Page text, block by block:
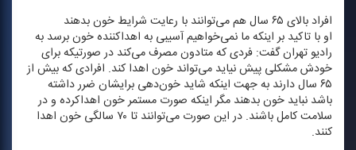
افراد بالای ۶۵ سال هم می‌توانند با رعایت شرایط خون بدهند
او با تاكید بر اینكه ما نمی‌خواهیم آسیبی به اهداكننده خون برسد به
رادیو تهران گفت: فردی كه متادون مصرف می‌كند در صورتیكه برای
خودش مشكلی پیش نیاید می‌تواند خون اهدا كند. افرادی كه بیش از
۶۵ سال دارند به جهت اینكه شاید خون‌دهی برایشان ضرر داشته
باشد نباید خون بدهند مگر اینكه صورت مستمر خون اهداكرده و در
سلامت كامل باشند. در این صورت می‌توانند تا ۷۰ سالگی خون اهدا
كنند.